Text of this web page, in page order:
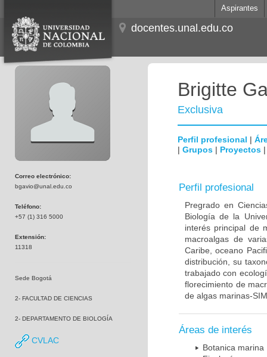
Aspirantes
docentes.unal.edu.co
Correo electrónico:
bgavio@unal.edu.co
Teléfono:
+57 (1) 316 5000
Extensión:
11318
Sede Bogotá
2- FACULTAD DE CIENCIAS
2- DEPARTAMENTO DE BIOLOGÍA
CVLAC
Brigitte
Exclusiva
Perfil profesional |
| Grupos | Proyectos
Perfil profesional
Pregrado en
Biología de la
interés principal de
macroalgas de
Caribe, oceano
distribución, su
trabajado con
florecimiento de
de algas marinas-
Áreas de interés
Botanica marina